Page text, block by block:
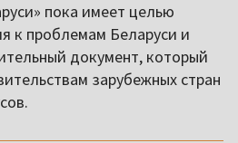
пока имеет целью
к проблемам Беларуси и
документ, который
зарубежных стран